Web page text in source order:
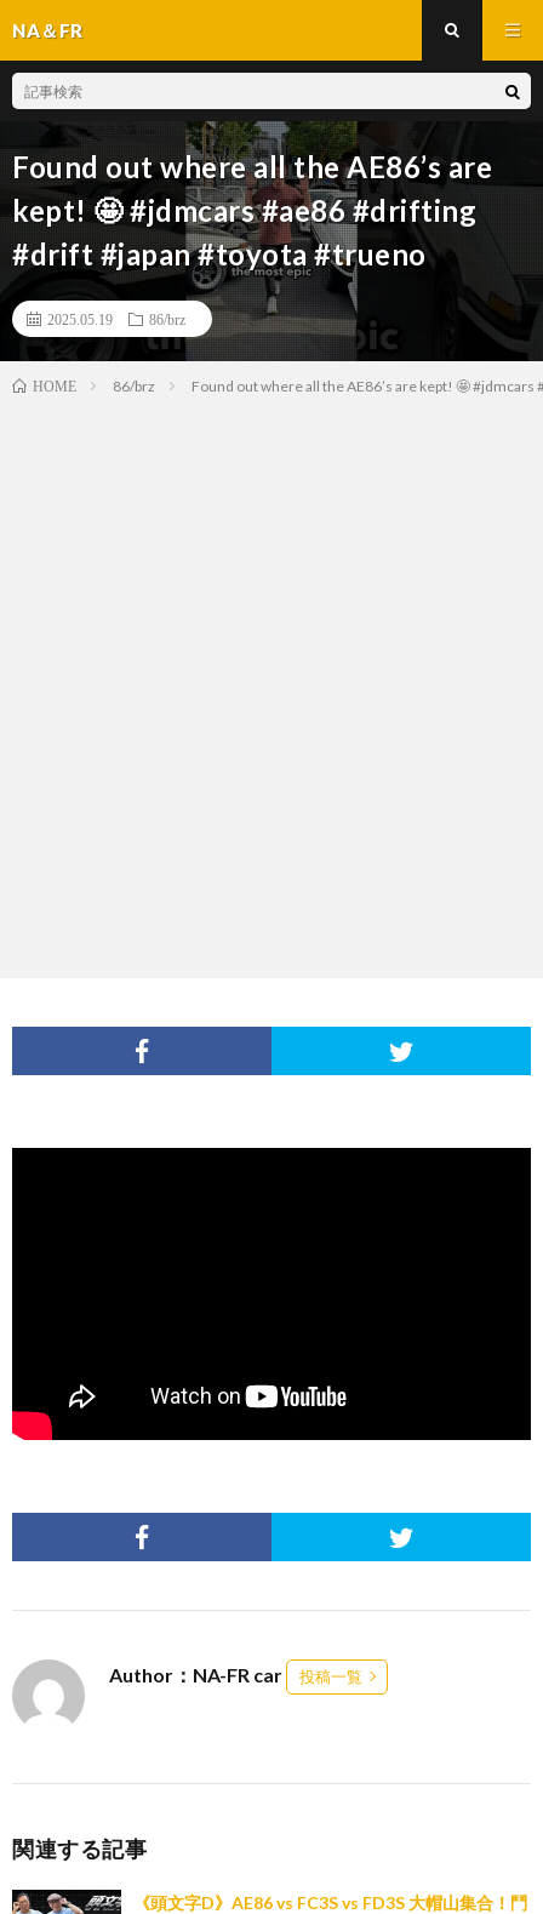
NA＆FR
Found out where all the AE86’s are
kept! 🤩 #jdmcars #ae86 #drifting
#drift #japan #toyota #trueno
2025.05.19 86/brz
HOME 86/brz Found out where all the AE86’s are kept! 🤩
Author：NA-FR car 投稿一覧
関連する記事
《頭文字D》AE86 vs FC3S vs FD3S 大帽山集合！鬥